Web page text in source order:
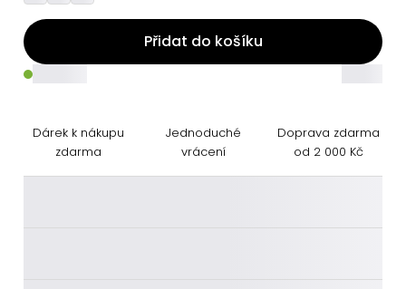
Přidat do košíku
Dárek k nákupu
zdarma
Jednoduché
vrácení
Doprava zdarma
od 2 000 Kč